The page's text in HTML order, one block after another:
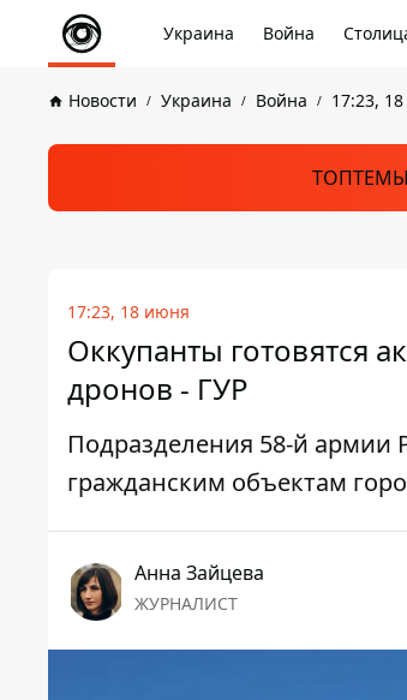
Украина Война
Новости Украина Война 17:23,
17:23, 18 июня
Оккупанты готовятся
дронов - ГУР
Подразделения 58-й армии
гражданским объектам
Анна Зайцева
ЖУРНАЛИСТ